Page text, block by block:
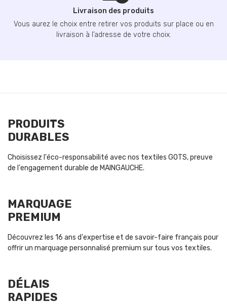
Livraison des produits
Vous aurez le choix entre retirer vos produits sur place ou en
livraison à l’adresse de votre choix.
PRODUITS
DURABLES
Choisissez l'éco-responsabilité avec nos textiles GOTS, preuve
de l'engagement durable de MAINGAUCHE.
MARQUAGE
PREMIUM
Découvrez les 16 ans d'expertise et de savoir-faire français pour
offrir un marquage personnalisé premium sur tous vos textiles.
DÉLAIS
RAPIDES